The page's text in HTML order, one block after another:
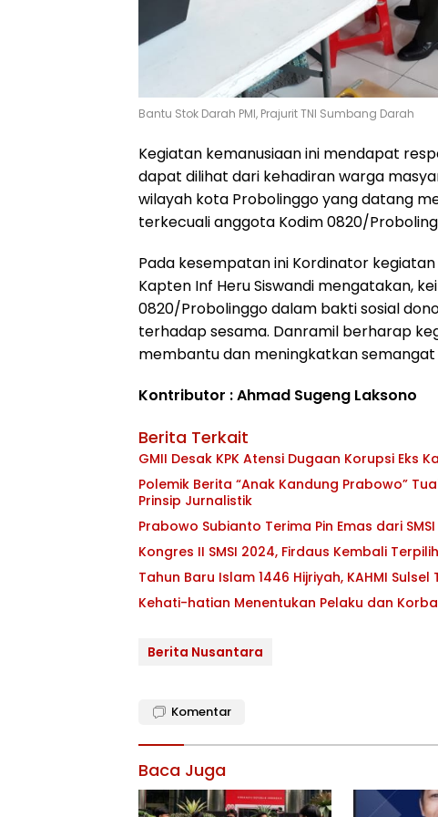
Bantu Stok Darah PMI, Prajurit TNI Sumbang Darah
Kegiatan kemanusiaan ini mendapat
dapat dilihat dari kehadiran warga
wilayah kota Probolinggo yang datang
terkecuali anggota Kodim 0820/
Pada kesempatan ini Kordinator
Kapten Inf Heru Siswandi mengatakan,
0820/Probolinggo dalam bakti sosial
terhadap sesama. Danramil berharap
membantu dan meningkatkan
Kontributor : Ahmad Sugeng Laksono
Berita Terkait
GMII Desak KPK Atensi Dugaan Korupsi Eks
Polemik Berita “Anak Kandung Prabowo”
Prinsip Jurnalistik
Prabowo Subianto Terima Pin Emas dari
Kongres II SMSI 2024, Firdaus Kembali
Tahun Baru Islam 1446 Hijriyah, KAHMI
Kehati-hatian Menentukan Pelaku dan
Berita Nusantara
Komentar
Baca Juga